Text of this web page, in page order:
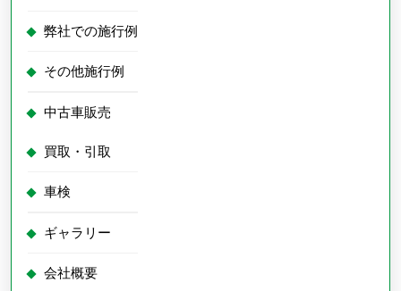
弊社での施行例
その他施行例
中古車販売
買取・引取
車検
ギャラリー
会社概要